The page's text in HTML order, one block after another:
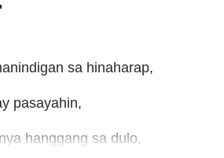
sa hinaharap,
pasayahin,
hanggang sa dulo,